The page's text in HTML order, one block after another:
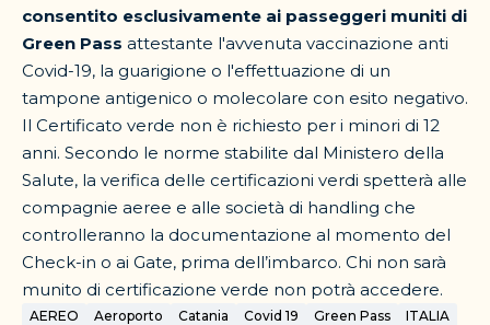
consentito esclusivamente ai passeggeri muniti di
Green Pass attestante l'avvenuta vaccinazione anti
Covid-19, la guarigione o l'effettuazione di un
tampone antigenico o molecolare con esito negativo.
Il Certificato verde non è richiesto per i minori di 12
anni. Secondo le norme stabilite dal Ministero della
Salute, la verifica delle certificazioni verdi spetterà alle
compagnie aeree e alle società di handling che
controlleranno la documentazione al momento del
Check-in o ai Gate, prima dell’imbarco. Chi non sarà
munito di certificazione verde non potrà accedere.
AEREO Aeroporto Catania Covid 19 Green Pass
ITALIA